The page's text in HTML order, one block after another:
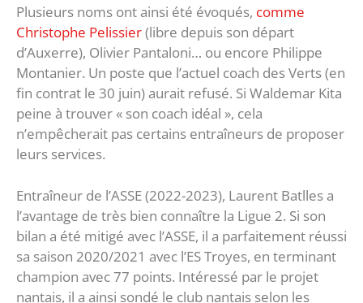
Plusieurs noms ont ainsi été évoqués, comme
Christophe Pelissier(libre depuis son départ
d’Auxerre), Olivier Pantaloni… ou encore Philippe
Montanier. Un poste que l’actuel coach des Verts (en
fin contrat le 30 juin) aurait refusé. Si Waldemar Kita
peine à trouver « son coach idéal », cela
n’empêcherait pas certains entraîneurs de proposer
leurs services.
Entraîneur de l’ASSE (2022-2023), Laurent Batlles a
l’avantage de très bien connaître la Ligue 2. Si son
bilan a été mitigé avec l’ASSE, il a parfaitement réussi
sa saison 2020/2021 avec l’ES Troyes, en terminant
champion avec 77 points. Intéressé par le projet
nantais, il a ainsi sondé le club nantais selon les